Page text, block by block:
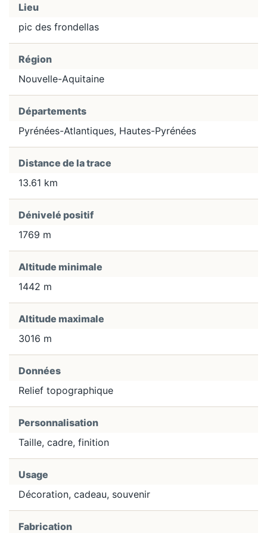
Lieu
pic des frondellas
Région
Nouvelle-Aquitaine
Départements
Pyrénées-Atlantiques, Hautes-Pyrénées
Distance de la trace
13.61 km
Dénivelé positif
1769 m
Altitude minimale
1442 m
Altitude maximale
3016 m
Données
Relief topographique
Personnalisation
Taille, cadre, finition
Usage
Décoration, cadeau, souvenir
Fabrication